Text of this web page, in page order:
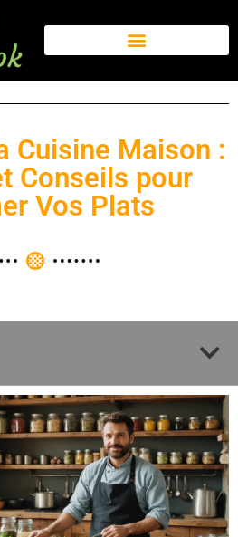
Cuisine Maison :
Conseils pour
Vos Plats